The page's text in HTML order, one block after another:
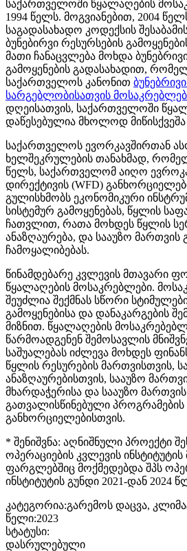
საქართველოში წყალაღების
1994 წელს. მოგვიანებით, 2004
საგადასახადო კოდექსის
ბუნებირვი რესურსების
მათი ჩანაცვლება მოხდა
გამოყენების გადასახადით,
საქართველოს კანონით
სარგებლობისათვის
დღეისათვის, საქართველოში
დაწესებულია მხოლოდ
საქართველოს ევორკავშირთან
ხელშეკრულების თანახმად,
წელს, საქართველომ აიღო
დირექტივის (WFD)
გულისხმობს ეკონომიკური
სისტემურ გამოყენებას, წყლის
ჩათვლით, რათა მოხდეს წყლის
ანაზღაურება, და სააუზო მართვის
ჩამოყალიბებას.
წინამდებარე კვლევის მთავარი
წყალაღების მოსაკრებლები.
შეუძლია შექმნას სწორი
გამოყენებისა და დანაკარგების
მიზნით. წყალაღების
წარმოადგენენ შემოსავლის
საშუალებას იძლევა მოხდეს
წყლის რესურების მართვისთვის,
ანაზღაურებისთვის, სააუზო
მხარდაჭერისა და სააუზო მართვის
გათვალისწინებული პროგრამების
განხორციელებისთვის.
* შენიშვნა: აღნიშნული პროექტი
ოპერაციების კვლევის
ფარგლებშიც მოქმედებდა შპს
ინსტიტუტის გუნდი 2021-დან 2024
კატეგორია:გარემოს დაცვა,
წელი:2023
სტატუსი:
დასრულებული